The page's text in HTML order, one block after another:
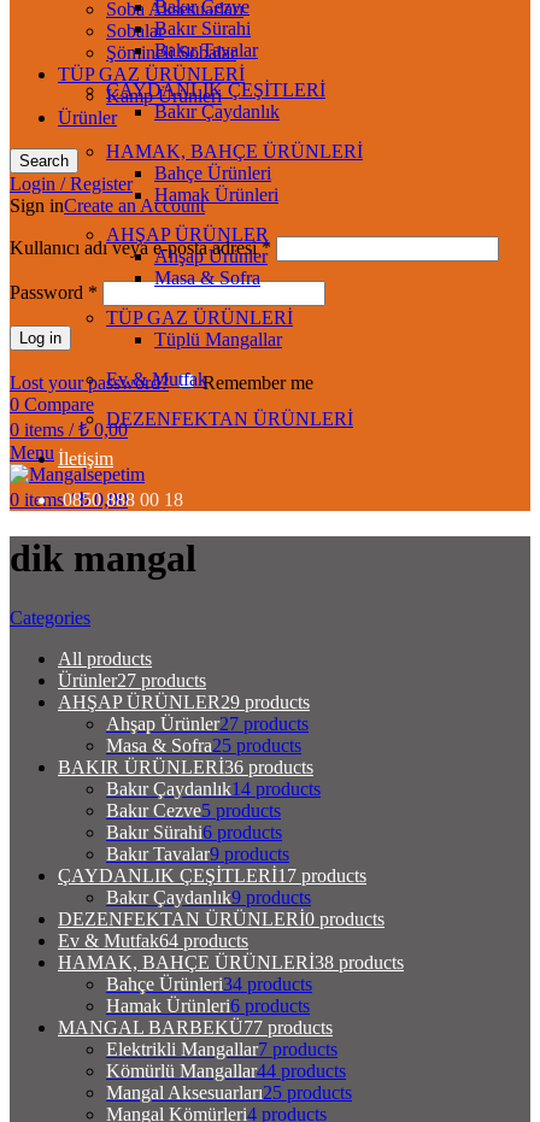
Soba Aksesuarları
Sobalar
Şömineli Sobalar
TÜP GAZ ÜRÜNLERİ
Kamp Ürünleri
Ürünler
Search
Login / Register
Sign inCreate an Account
Kullanıcı adı veya e-posta adresi*
Password *
Log in
Lost your password?
Remember me
0 Compare
0 items / ₺0,00
Menu
0 items / ₺0,00
Bakır Cezve
Bakır Sürahi
Bakır Tavalar
ÇAYDANLIK ÇEŞİTLERİ
Bakır Çaydanlık
HAMAK, BAHÇE ÜRÜNLERİ
Bahçe Ürünleri
Hamak Ürünleri
AHŞAP ÜRÜNLER
Ahşap Ürünler
Masa & Sofra
TÜP GAZ ÜRÜNLERİ
Tüplü Mangallar
Ev & Mutfak
DEZENFEKTAN ÜRÜNLERİ
İletişim
0850 888 00 18
dik mangal
Categories
All products
Ürünler27 products
AHŞAP ÜRÜNLER29 products
Ahşap Ürünler27 products
Masa & Sofra25 products
BAKIR ÜRÜNLERİ36 products
Bakır Çaydanlık14 products
Bakır Cezve5 products
Bakır Sürahi6 products
Bakır Tavalar9 products
ÇAYDANLIK ÇEŞİTLERİ17 products
Bakır Çaydanlık9 products
DEZENFEKTAN ÜRÜNLERİ0 products
Ev & Mutfak64 products
HAMAK, BAHÇE ÜRÜNLERİ38 products
Bahçe Ürünleri34 products
Hamak Ürünleri6 products
MANGAL BARBEKÜ77 products
Elektrikli Mangallar7 products
Kömürlü Mangallar44 products
Mangal Aksesuarları25 products
Mangal Kömürleri4 products